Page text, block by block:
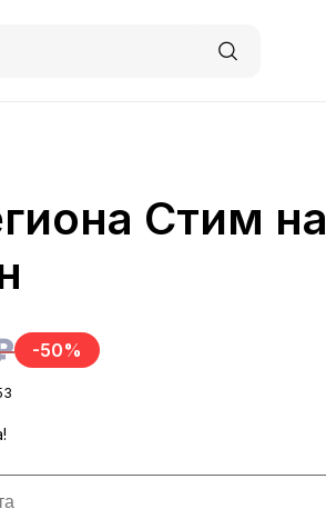
Spotify PremiumСтим на
-50%